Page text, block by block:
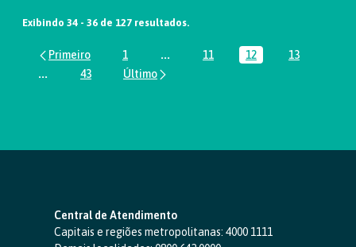
Exibindo 34 - 36 de 127 resultados.
Página
1 ...Páginas intermediárias Usar ABA
Página
11 Página
12 Página
13
...Páginas intermediárias Usar ABA para navegar.
Página
43
Central de Atendimento
Capitais e regiões metropolitanas: 4000 1111